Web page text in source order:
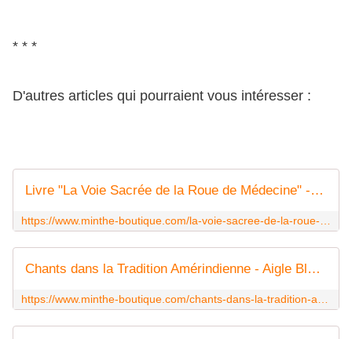
* * *
D'autres articles qui pourraient vous intéresser :
Livre "La Voie Sacrée de la Roue de Médecine" - La boutique de Minthé
Chants dans la Tradition Amérindienne - Aigle Bleu - La boutique de Minthé